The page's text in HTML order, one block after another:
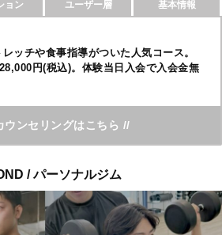
ョン ユーザー層 基本情報
ッチや食事指導がついた人気コース。
円(税込)。体験当日入会で入会金無
ウンセリングはこちら //
/ パーソナルジム